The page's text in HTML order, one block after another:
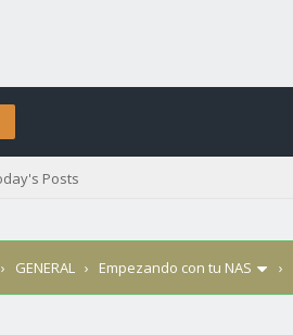
Posts
› GENERAL › Empezando con tu NAS ›